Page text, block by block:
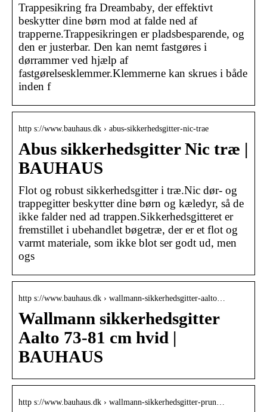
Trappesikring fra Dreambaby, der effektivt
beskytter dine børn mod at falde ned af
trapperne.Trappesikringen er pladsbesparende, og
den er justerbar. Den kan nemt fastgøres i
dørrammer ved hjælp af
fastgørelsesklemmer.Klemmerne kan skrues i både
inden f
http s://www.bauhaus.dk › abus-sikkerhedsgitter-nic-trae
Abus sikkerhedsgitter Nic træ |
BAUHAUS
Flot og robust sikkerhedsgitter i træ.Nic dør- og
trappegitter beskytter dine børn og kæledyr, så de
ikke falder ned ad trappen.Sikkerhedsgitteret er
fremstillet i ubehandlet bøgetræ, der er et flot og
varmt materiale, som ikke blot ser godt ud, men
ogs
http s://www.bauhaus.dk › wallmann-sikkerhedsgitter-aalto…
Wallmann sikkerhedsgitter
Aalto 73-81 cm hvid |
BAUHAUS
http s://www.bauhaus.dk › wallmann-sikkerhedsgitter-prun…